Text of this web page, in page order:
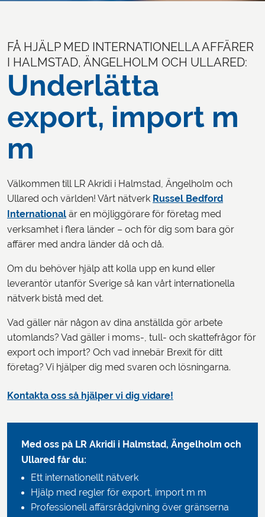
FÅ HJÄLP MED INTERNATIONELLA AFFÄRER
I HALMSTAD, ÄNGELHOLM OCH ULLARED:
Underlätta
export, import m
m
Välkommen till LR Akridi i Halmstad, Ängelholm och
Ullared och världen! Vårt nätverk Russel Bedford
International är en möjliggörare för företag med
verksamhet i flera länder – och för dig som bara gör
affärer med andra länder då och då.
Om du behöver hjälp att kolla upp en kund eller
leverantör utanför Sverige så kan vårt internationella
nätverk bistå med det.
Vad gäller när någon av dina anställda gör arbete
utomlands? Vad gäller i moms-, tull- och skattefrågor för
export och import? Och vad innebär Brexit för ditt
företag? Vi hjälper dig med svaren och lösningarna.
Kontakta oss så hjälper vi dig vidare!
Med oss på LR Akridi i Halmstad, Ängelholm och
Ullared får du:
Ett internationellt nätverk
Hjälp med regler för export, import m m
Professionell affärsrådgivning över gränserna